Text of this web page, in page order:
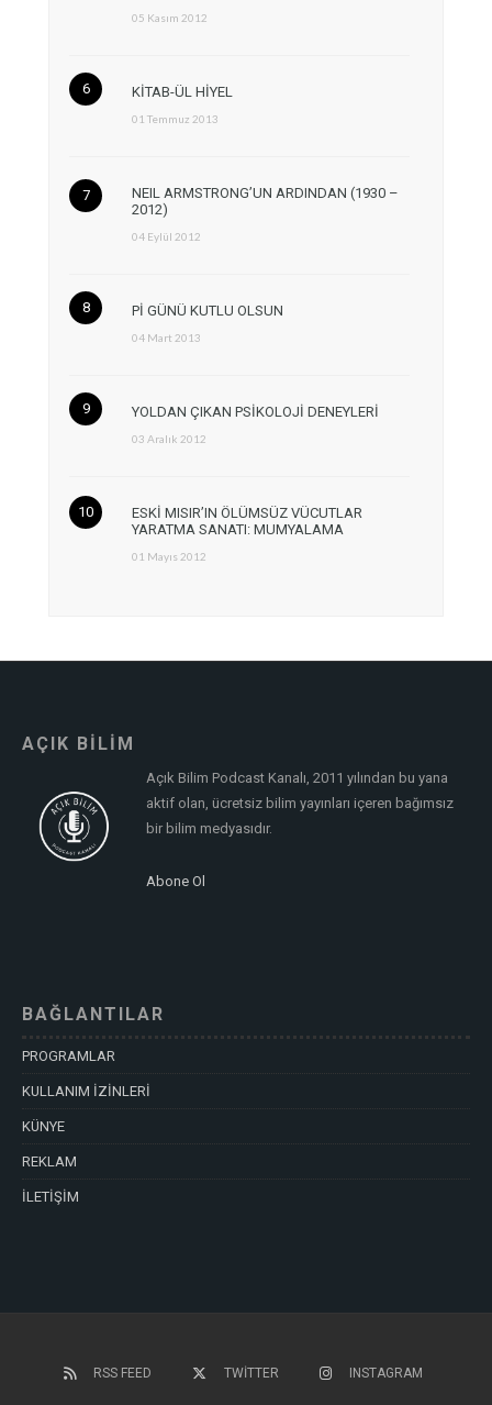
05 Kasım 2012
KİTAB-ÜL HİYEL
01 Temmuz 2013
NEIL ARMSTRONG’UN ARDINDAN (1930 –
2012)
04 Eylül 2012
Pİ GÜNÜ KUTLU OLSUN
04 Mart 2013
YOLDAN ÇIKAN PSİKOLOJİ DENEYLERİ
03 Aralık 2012
ESKİ MISIR’IN ÖLÜMSÜZ VÜCUTLAR
YARATMA SANATI: MUMYALAMA
01 Mayıs 2012
AÇIK BİLİM
Açık Bilim Podcast Kanalı, 2011 yılından bu yana
aktif olan, ücretsiz bilim yayınları içeren bağımsız
bir bilim medyasıdır.
Abone Ol
BAĞLANTILAR
PROGRAMLAR
KULLANIM İZİNLERİ
KÜNYE
REKLAM
İLETİŞİM
RSS FEED TWITTER INSTAGRAM